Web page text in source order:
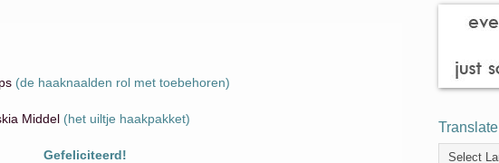
(de haaknaalden rol met toebehoren)
Middel (het uiltje haakpakket)
Gefeliciteerd!
Translate